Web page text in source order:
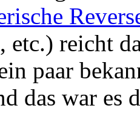
etc.) reicht
paar
das war es